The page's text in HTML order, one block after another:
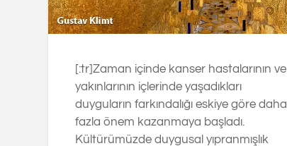
[:tr]Zaman içinde kanser hastalarının ve
yakınlarının içlerinde yaşadıkları
duyguların farkındalığı eskiye göre daha
fazla önem kazanmaya başladı.
Kültürümüzde duygusal yıpranmışlık